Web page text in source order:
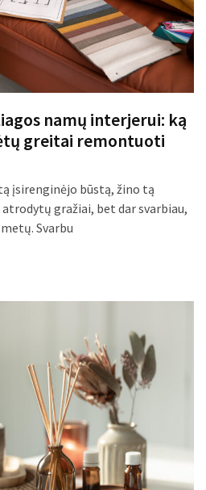
namų interjerui: ką
greitai remontuoti
įsirenginėjo būstą, žino tą
atrodytų gražiai, bet dar svarbiau,
Svarbu